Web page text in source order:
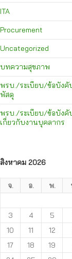
ITA
Procurement
Uncategorized
บทความสุขภาพ
พรบ./ระเบียบ/ข้อบัง
พัสดุ
พรบ./ระเบียบ/ข้อบัง
เกี่ยวกับงานบุคลากร
สิงหาคม 2026
จ. อ. พ.
3
4 5
10
11 12
17
18 19